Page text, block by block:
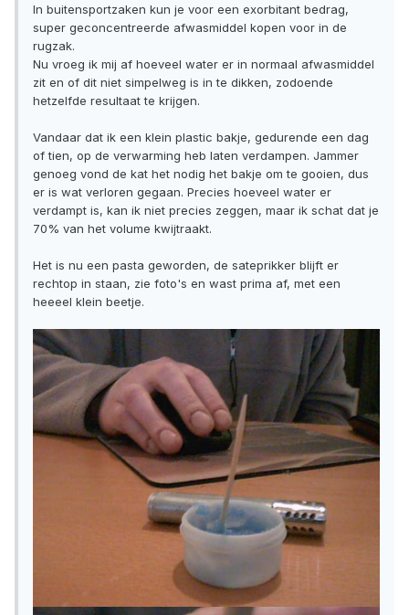
In buitensportzaken kun je voor een exorbitant bedrag,
super geconcentreerde afwasmiddel kopen voor in de
rugzak.
Nu vroeg ik mij af hoeveel water er in normaal afwasmiddel
zit en of dit niet simpelweg is in te dikken, zodoende
hetzelfde resultaat te krijgen.
Vandaar dat ik een klein plastic bakje, gedurende een dag
of tien, op de verwarming heb laten verdampen. Jammer
genoeg vond de kat het nodig het bakje om te gooien, dus
er is wat verloren gegaan. Precies hoeveel water er
verdampt is, kan ik niet precies zeggen, maar ik schat dat je
70% van het volume kwijtraakt.
Het is nu een pasta geworden, de sateprikker blijft er
rechtop in staan, zie foto's en wast prima af, met een
heeeel klein beetje.